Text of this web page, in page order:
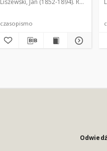
Liszewski, Jan (1852-1894). Red.
czasopismo